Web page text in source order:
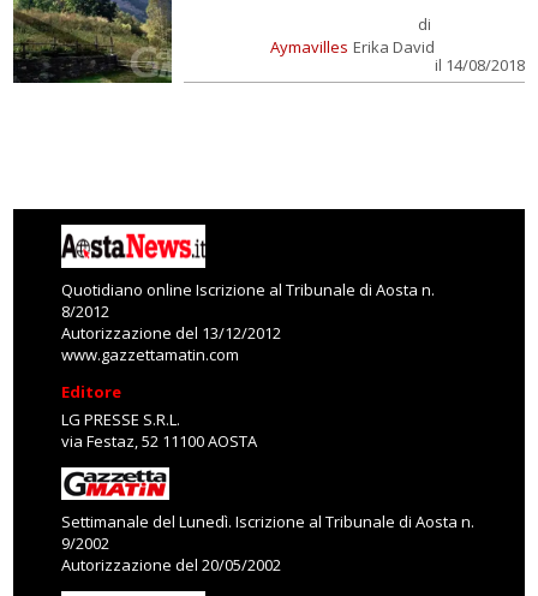
Aymavilles
di
Erika David
il 14/08/2018
Quotidiano online Iscrizione al Tribunale di Aosta n.
8/2012
Autorizzazione del 13/12/2012
www.gazzettamatin.com
Editore
LG PRESSE S.R.L.
via Festaz, 52 11100 AOSTA
Settimanale del Lunedì. Iscrizione al Tribunale di Aosta n.
9/2002
Autorizzazione del 20/05/2002